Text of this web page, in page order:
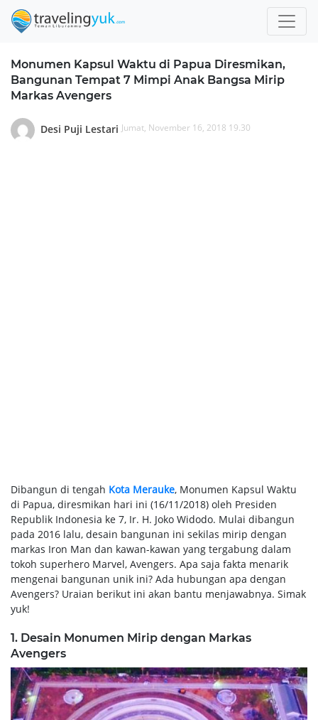
Monumen Kapsul Waktu di Papua Diresmikan,
Bangunan Tempat 7 Mimpi Anak Bangsa Mirip
Markas Avengers
Desi Puji Lestari Jumat, November 16, 2018 19.30
Dibangun di tengah Kota Merauke, Monumen Kapsul Waktu
di Papua, diresmikan hari ini (16/11/2018) oleh Presiden
Republik Indonesia ke 7, Ir. H. Joko Widodo. Mulai dibangun
pada 2016 lalu, desain bangunan ini sekilas mirip dengan
markas Iron Man dan kawan-kawan yang tergabung dalam
tokoh superhero Marvel, Avengers. Apa saja fakta menarik
mengenai bangunan unik ini? Ada hubungan apa dengan
Avengers? Uraian berikut ini akan bantu menjawabnya. Simak
yuk!
1. Desain Monumen Mirip dengan Markas
Avengers